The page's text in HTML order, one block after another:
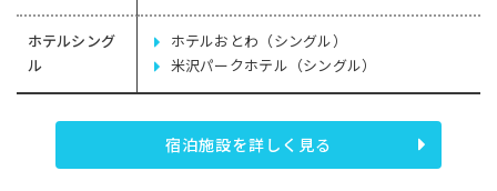
ホテルシング
ル
ホテルおとわ（シングル）
米沢パークホテル（シングル）
宿泊施設を詳しく見る